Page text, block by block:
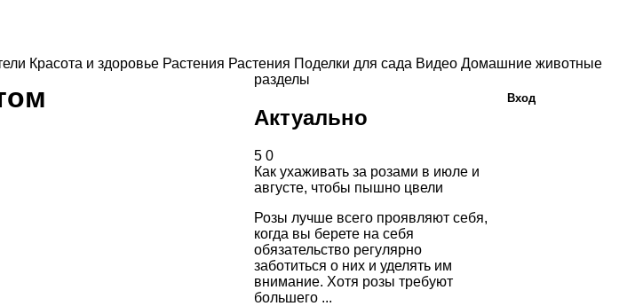
Красота и здоровье Растения Растения Поделки для сада Видео Домашние животные
разделы
Актуально
5 0
Как ухаживать за розами в июле и
августе, чтобы пышно цвели
Розы лучше всего проявляют себя,
когда вы берете на себя
обязательство регулярно
заботиться о них и уделять им
внимание. Хотя розы требуют
большего ...
Вход